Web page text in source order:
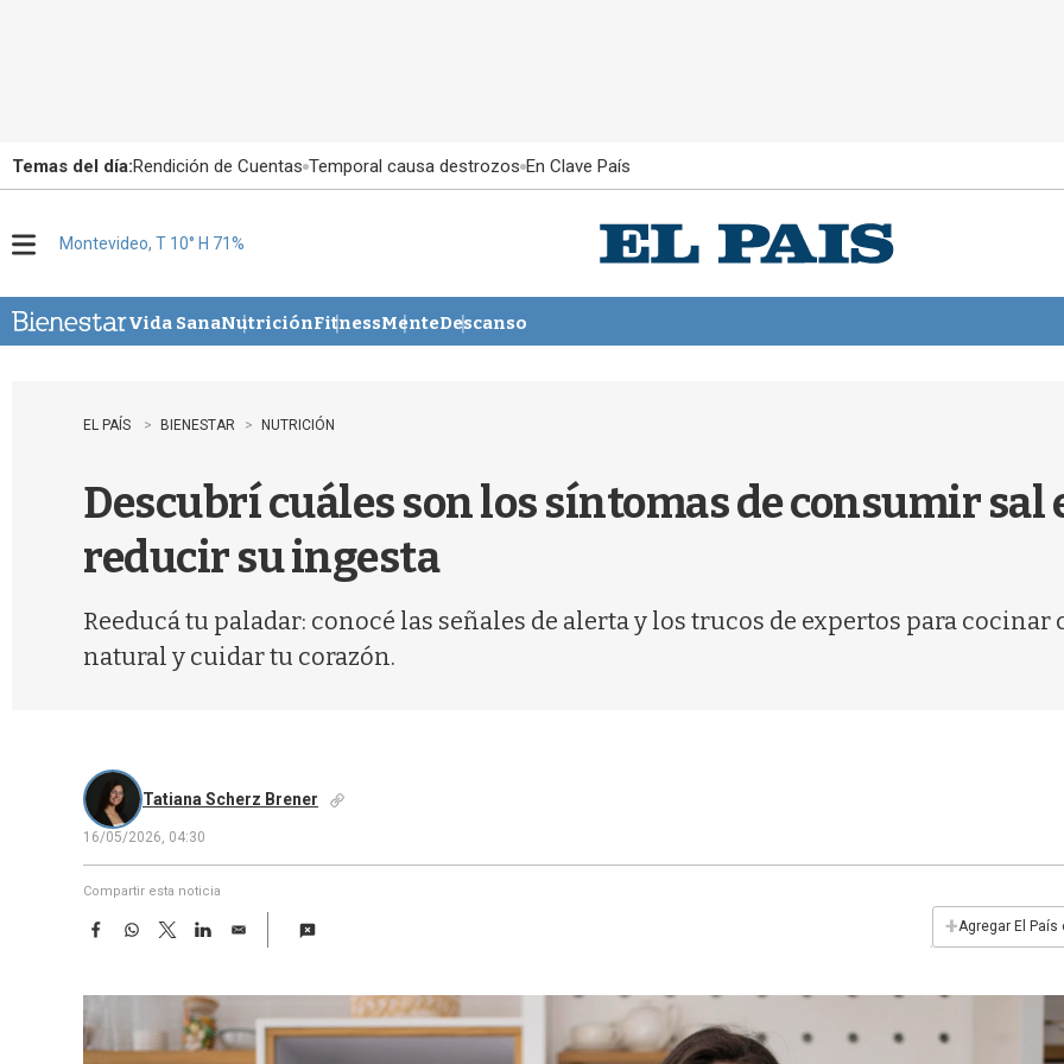
Temas del día:Rendición de Cuentas Temporal causa destrozos En Clave País
u
Montevideo, T 10° H 71%
Vida SanaNutriciónFitnessMenteDescanso
EL PAÍS BIENESTAR NUTRICIÓN
Descubrí cuáles son los síntomas de consumir sal
reducir su ingesta
Reeducá tu paladar: conocé las señales de alerta y los trucos de expertos para
natural y cuidar tu corazón.
Tatiana Scherz Brener
16/05/2026, 04:30
Compartir esta noticia
F
e
b
W
t
T
w
t
e
L
k
e
d
E
i
+Agregar El País